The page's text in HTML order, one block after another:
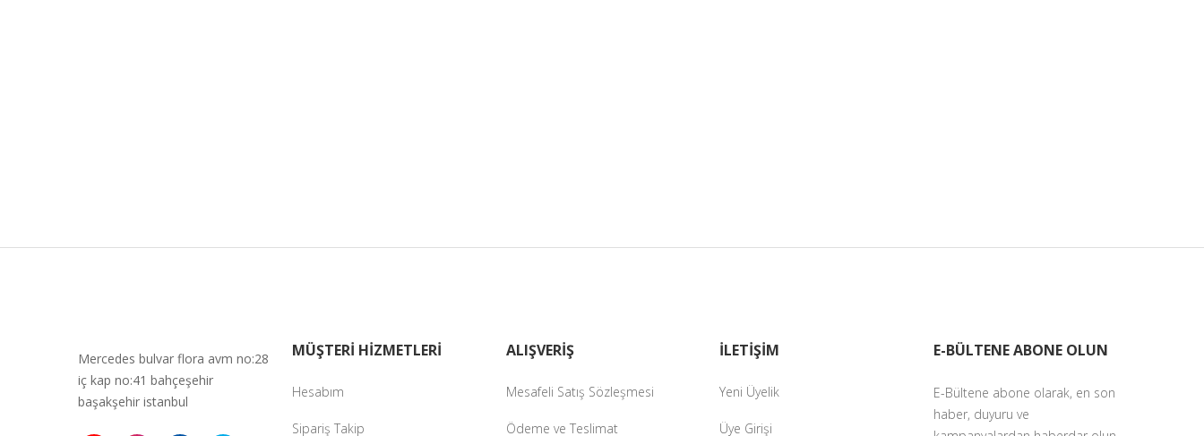
Mercedes bulvar flora avm no:28
iç kap no:41 bahçeşehir
başakşehir istanbul
MÜŞTERİ HİZMETLERİ
Hesabım
Sipariş Takip
ALIŞVERİŞ
Mesafeli Satış Sözleşmesi
Ödeme ve Teslimat
İLETİŞİM
Yeni Üyelik
Üye Girişi
E-BÜLTENE ABONE OLUN
E-Bültene abone olarak, en son
haber, duyuru ve